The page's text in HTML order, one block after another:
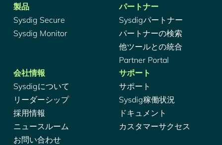
製品
Sysdig Secure
Sysdig Monitor
パートナー
Sysdigパートナー
パートナーの検索
他ツールとの統合
Partner Portal
会社情報
Sysdigについて
リーダーシップ
採用情報
ニュースルーム
お問い合わせ
サポート
サポート
Sysdig稼働状況
ドキュメント
カスタマーサクセス